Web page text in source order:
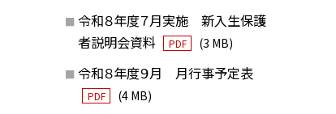
令和８年度７月実施 新入生保護
者説明会資料
PDF (3 MB)
令和８年度９月 月行事予定表
PDF (4 MB)